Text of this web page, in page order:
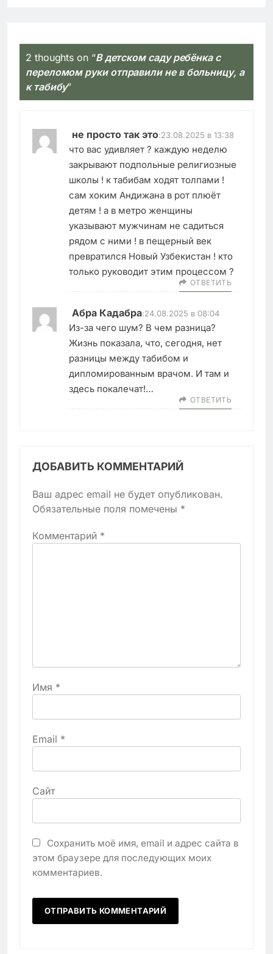
2 thoughts on “В детском саду ребёнка с
переломом руки отправили не в больницу, а
к табибу”
не просто так это:23.08.2025 в 13:38
что вас удивляет ? каждую неделю
закрывают подпольные религиозные
школы ! к табибам ходят толпами !
сам хоким Андижана в рот плюёт
детям ! а в метро женщины
указывают мужчинам не садиться
рядом с ними ! в пещерный век
превратился Новый Узбекистан ! кто
только руководит этим процессом ?
ОТВЕТИТЬ
Абра Кадабра:24.08.2025 в 08:04
Из-за чего шум? В чем разница?
Жизнь показала, что, сегодня, нет
разницы между табибом и
дипломированным врачом. И там и
здесь покалечат!…
ОТВЕТИТЬ
ДОБАВИТЬ КОММЕНТАРИЙ
Ваш адрес email не будет опубликован.
Обязательные поля помечены *
Комментарий *
Имя *
Email *
Сайт
Сохранить моё имя, email и адрес сайта в
этом браузере для последующих моих
комментариев.